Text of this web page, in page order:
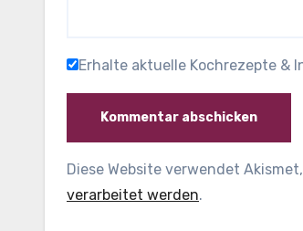
Erhalte aktuelle Kochrezepte &
Diese Website verwendet
verarbeitet werden.